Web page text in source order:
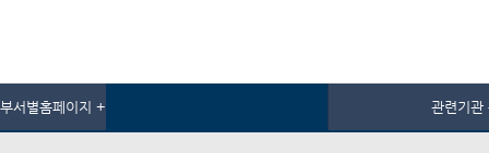
부서별홈페이지 + 관련기관